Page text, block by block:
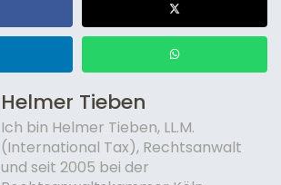
Helmer Tieben
Ich bin Helmer Tieben, LL.M.
(International Tax), Rechtsanwalt
und seit 2005 bei der